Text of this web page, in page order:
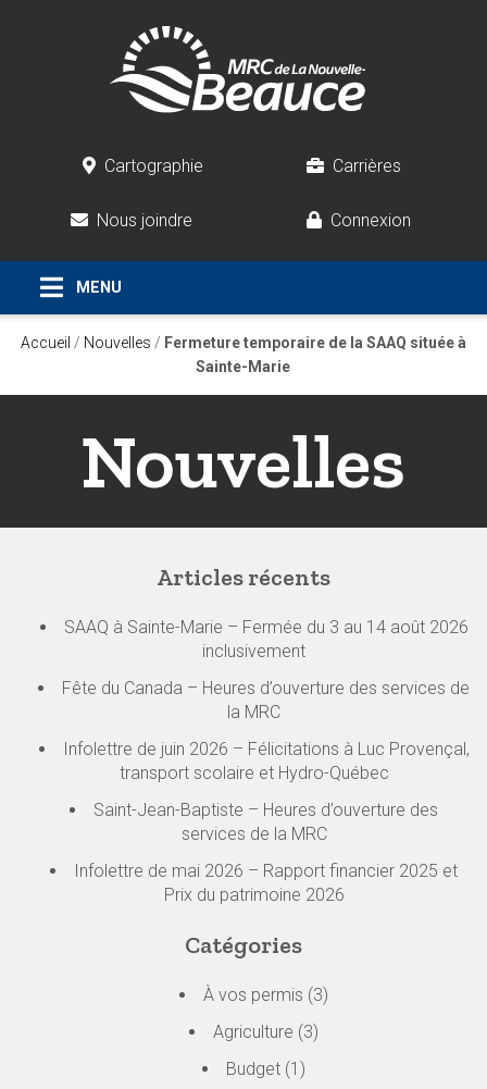
Cartographie Carrières
Nous joindre Connexion
Accueil / Nouvelles / Fermeture temporaire de la SAAQ située à
Sainte-Marie
Nouvelles
Articles récents
SAAQ à Sainte-Marie – Fermée du 3 au 14 août 2026
inclusivement
Fête du Canada – Heures d’ouverture des services de
la MRC
Infolettre de juin 2026 – Félicitations à Luc Provençal,
transport scolaire et Hydro-Québec
Saint-Jean-Baptiste – Heures d’ouverture des
services de la MRC
Infolettre de mai 2026 – Rapport financier 2025 et
Prix du patrimoine 2026
Catégories
À vos permis (3)
Agriculture (3)
Budget (1)